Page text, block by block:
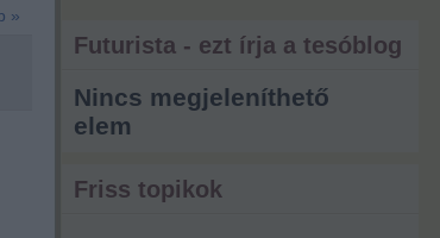
»
Futurista - ezt írja a tesóblog
Nincs megjeleníthető
elem
Friss topikok